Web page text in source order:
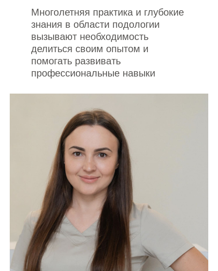
Многолетняя практика и глубокие
знания в области подологии
вызывают необходимость
делиться своим опытом и
помогать развивать
профессиональные навыки